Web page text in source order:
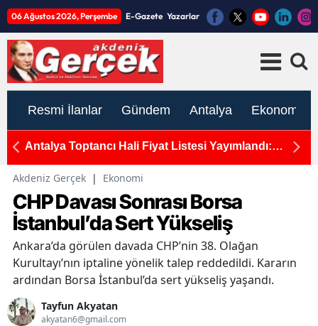
06 Ağustos 2026, Perşembe E-Gazete Yazarlar
Resmi İlanlar Gündem Antalya Ekonomi
Antalya Toptancı Hali Fiyat Listesi Yayımlandı:
Akdeniz Gerçek | Ekonomi
CHP Davası Sonrası Borsa
İstanbul’da Sert Yükseliş
Ankara’da görülen davada CHP’nin 38. Olağan
Kurultayı’nın iptaline yönelik talep reddedildi. Kararın
ardından Borsa İstanbul’da sert yükseliş yaşandı.
Tayfun Akyatan
akyatan6@gmail.com